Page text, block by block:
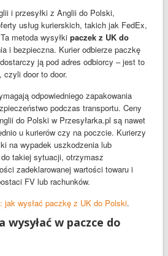
i przesyłki z Anglii do Polski,
usług kurierskich, takich jak FedEx,
metoda wysyłki paczek z UK do
i bezpieczna. Kurier odbierze paczkę
ją pod adres odbiorcy – jest to
czyli door to door.
odpowiedniego zapakowania
podczas transportu. Ceny
do Polski w Przesyłarka.pl są nawet
u kurierów czy na poczcie. Kurierzy
na wypadek uszkodzenia lub
takiej sytuacji, otrzymasz
zadeklarowanej wartości towaru i
FV lub rachunków.
jak wysłać paczkę z UK do Polski.
wysyłać w paczce do